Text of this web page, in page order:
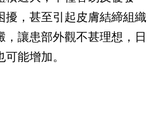
擾，甚至引起皮膚結締組織
，讓患部外觀不甚理想，日
能增加。